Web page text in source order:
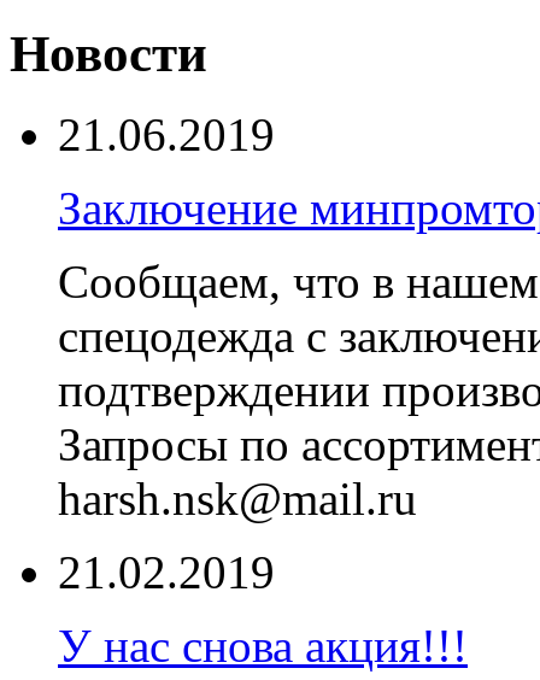
Новости
21.06.2019
Заключение
Сообщаем, что в нашем
спецодежда с
подтверждении
Запросы по
harsh.nsk@mail.ru
21.02.2019
У нас снова акция!!!